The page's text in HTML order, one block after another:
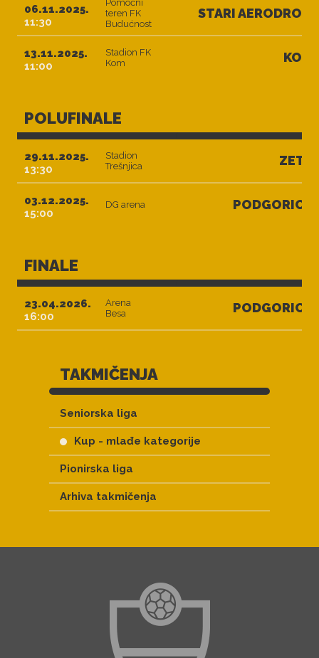
06.11.2025.
11:30
Pomoćni
teren FK
Budućnost
STARI AERODROM
13.11.2025.
11:00
Stadion FK
Kom
KOM
POLUFINALE
29.11.2025.
13:30
Stadion
Trešnjica
ZETA
03.12.2025.
15:00
DG arena PODGORICA
FINALE
23.04.2026.
16:00
Arena
Besa
PODGORICA
TAKMIČENJA
Seniorska liga
Kup - mlađe kategorije
Pionirska liga
Arhiva takmičenja